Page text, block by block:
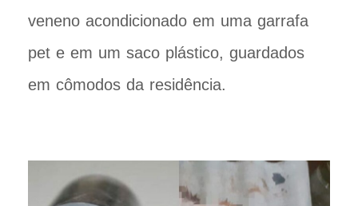
veneno acondicionado em uma garrafa
pet e em um saco plástico, guardados
em cômodos da residência.